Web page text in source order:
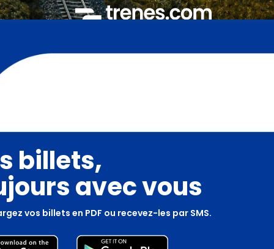
billets,
avec vous
vos billets en PDF ou recevez-les par SMS.